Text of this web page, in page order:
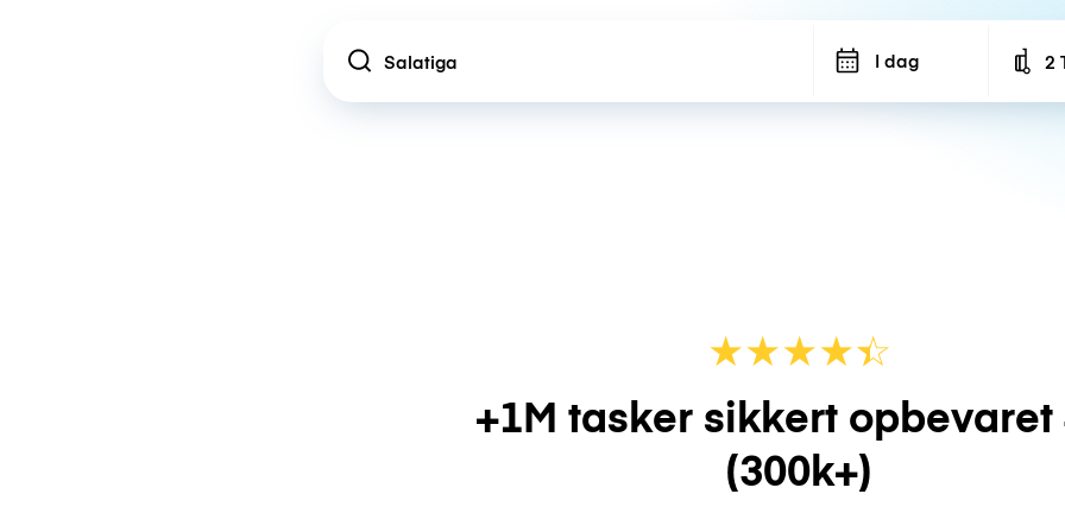
Location I dag 2
★★★★☆
★
+1M tasker sikkert opbevaret
(300k+)